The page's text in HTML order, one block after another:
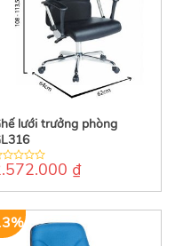
lưới trưởng phòng
₫